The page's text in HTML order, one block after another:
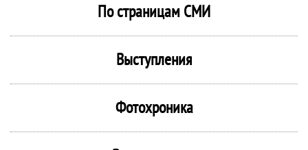
По страницам СМИ
Выступления
Фотохроника